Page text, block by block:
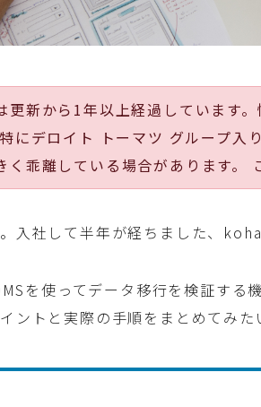
更新から1年以上経過しています
にデロイト トーマツ グループ入
く乖離している場合があります。
入社して半年が経ちました、
を使ってデータ移行を検証する
ントと実際の手順をまとめてみた